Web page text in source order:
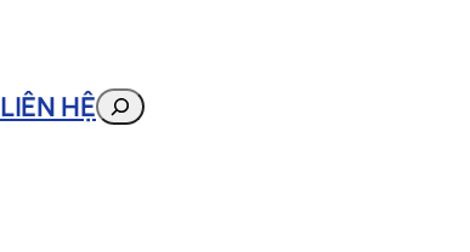
LIÊN HỆ